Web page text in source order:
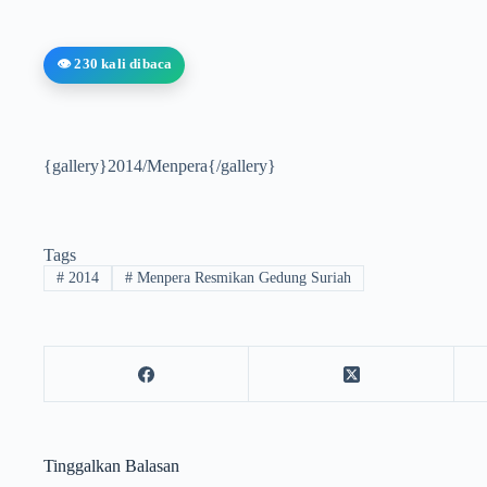
👁️ 230 kali dibaca
{gallery}2014/Menpera{/gallery}
Tags
#2014 #Menpera Resmikan Gedung Suriah
Tinggalkan Balasan